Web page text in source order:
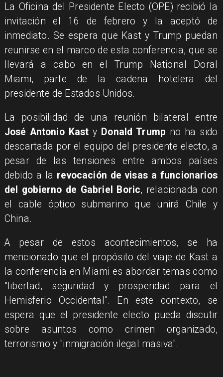
La Oficina del Presidente Electo (OPE) recibió la
invitación el 16 de febrero y la aceptó de
inmediato. Se espera que Kast y Trump puedan
reunirse en el marco de esta conferencia, que se
llevará a cabo en el Trump National Doral
Miami, parte de la cadena hotelera del
presidente de Estados Unidos.
La posibilidad de una reunión bilateral entre
José Antonio Kast y Donald Trump no ha sido
descartada por el equipo del presidente electo, a
pesar de las tensiones entre ambos países
debido a la revocación de visas a funcionarios
del gobierno de Gabriel Boric, relacionada con
el cable óptico submarino que unirá Chile y
China.
A pesar de estos acontecimientos, se ha
mencionado que el propósito del viaje de Kast a
la conferencia en Miami es abordar temas como
"libertad, seguridad y prosperidad para el
Hemisferio Occidental". En este contexto, se
espera que el presidente electo pueda discutir
sobre asuntos como crimen organizado,
terrorismo y "inmigración ilegal masiva".